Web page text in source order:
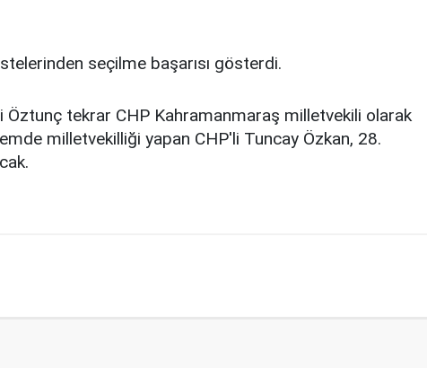
seçilme başarısı gösterdi.
tekrar CHP Kahramanmaraş milletvekili olarak
milletvekilliği yapan CHP'li Tuncay Özkan, 28.